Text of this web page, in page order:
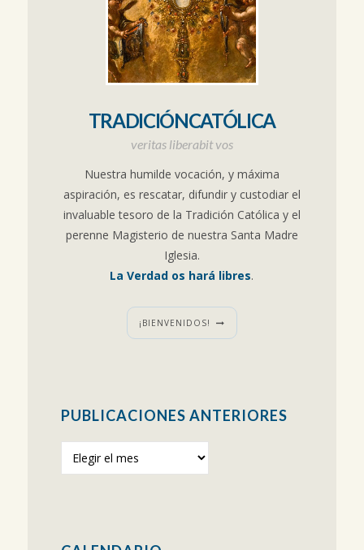
TRADICIÓNCATÓLICA
veritas liberabit vos
Nuestra humilde vocación, y máxima
aspiración, es rescatar, difundir y custodiar el
invaluable tesoro de la Tradición Católica y el
perenne Magisterio de nuestra Santa Madre
Iglesia.
La Verdad os hará libres.
¡BIENVENIDOS!
PUBLICACIONES ANTERIORES
anteriores